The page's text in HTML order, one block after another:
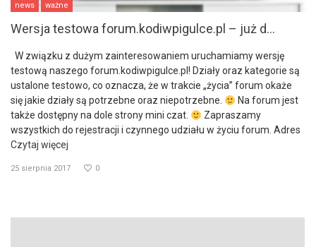
news ważne
Wersja testowa forum.kodiwpigulce.pl – już d...
W związku z dużym zainteresowaniem uruchamiamy wersję
testową naszego forum.kodiwpigulce.pl! Działy oraz kategorie są
ustalone testowo, co oznacza, że w trakcie „życia” forum okaże
się jakie działy są potrzebne oraz niepotrzebne.
Na forum jest
także dostępny na dole strony mini czat.
Zapraszamy
wszystkich do rejestracji i czynnego udziału w życiu forum. Adres
Czytaj więcej
25 sierpnia 2017 0